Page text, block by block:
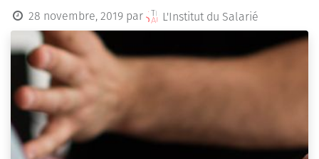
28 novembre, 2019 par L'Institut du Salarié